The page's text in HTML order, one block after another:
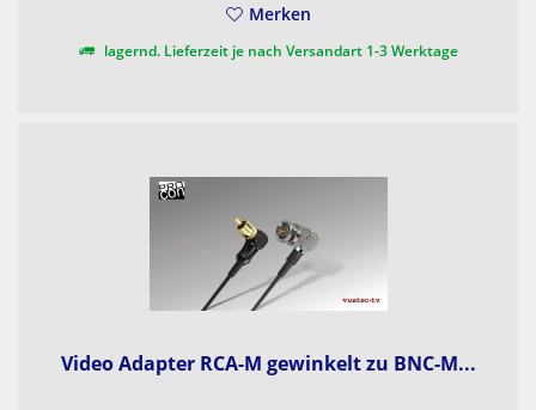
Merken
lagernd. Lieferzeit je nach Versandart 1-3 Werktage
Video Adapter RCA-M gewinkelt zu BNC-M...